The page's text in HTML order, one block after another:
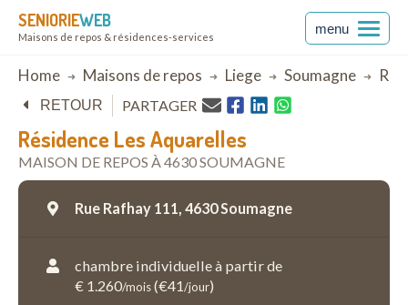
SENIORIEWEB
Maisons de repos & résidences-services
menu
Breadcrumb
Home Maisons de repos Liege Soumagne
Résidence Les Aquarelles
MAISON DE REPOS À 4630 SOUMAGNE
RETOUR PARTAGER
Rue Rafhay 111, 4630 Soumagne
chambre individuelle à partir de
€ 1.260/mois(€41/jour)